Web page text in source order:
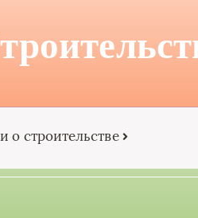
о строительстве